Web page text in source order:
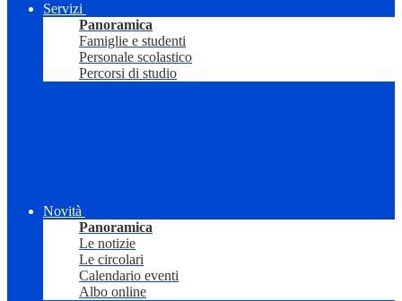
Servizi
Panoramica
Famiglie e studenti
Personale scolastico
Percorsi di studio
Novità
Panoramica
Le notizie
Le circolari
Calendario eventi
Albo online